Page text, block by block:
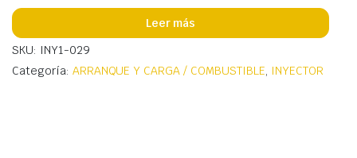
Leer más
SKU: INY1-029
Categoría: ARRANQUE Y CARGA / COMBUSTIBLE, INYECTOR